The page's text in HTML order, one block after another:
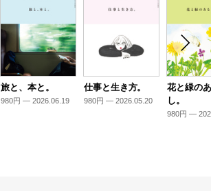
旅と、本と。
980円 — 2026.06.19
仕事と生き方。
980円 — 2026.05.20
花と緑の
し。
980円 —